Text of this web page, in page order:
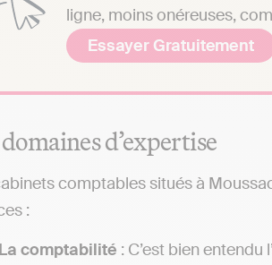
ligne, moins onéreuses,
Essayer Gratuitement
d’expertise
comptables situés à
:
La comptabilité : C’est bien